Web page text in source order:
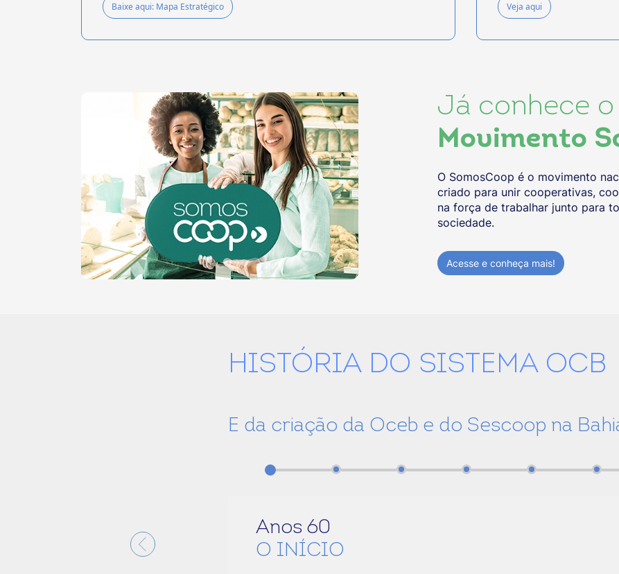
Baixe aqui: Mapa Estratégico Veja aqui
Já conhece o
Movimento
O SomosCoop é o movimento
criado para unir cooperativas,
na força de trabalhar junto para
sociedade.
Acesse e conheça mais!
HISTÓRIA DO SISTEMA OCB
E da criação da Oceb e do Sescoop na
Anos 60
O INÍCIO